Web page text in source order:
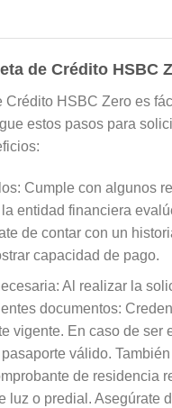
de Crédito HSBC
Crédito HSBC Zero es
estos pasos para
Cumple con algunos
entidad financiera
de contar con un
capacidad de pago.
Al realizar la
documentos:
vigente. En caso de ser
válido. También
de residencia
luz o predial. Asegúrate